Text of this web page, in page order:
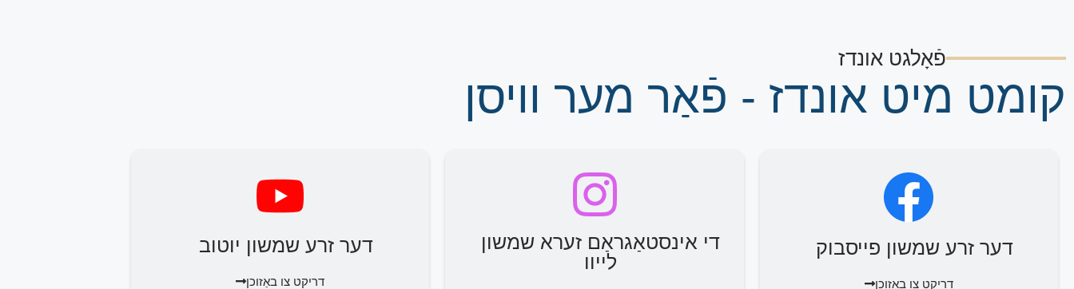
פֿאָלגט אונדז
קומט מיט אונדז - פֿאַר מער וויסן
דער זרע שמשון פייסבוק
דריקט צו באַזוכן
די אינסטאַגראַם זערא שמשון
לייוו
דער זרע שמשון יוטוב
דריקט צו באַזוכן